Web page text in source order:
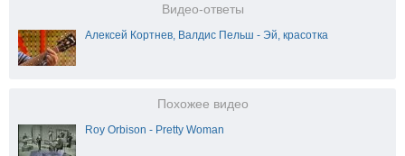
Видео-ответы
Алексей Кортнев, Валдис Пельш - Эй, красотка
Похожее видео
Roy Orbison - Pretty Woman